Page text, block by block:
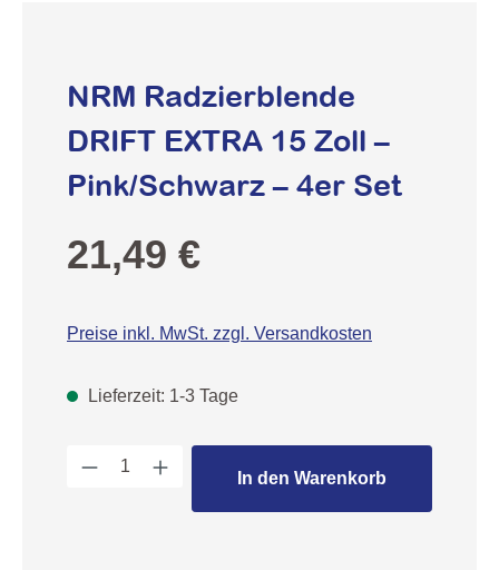
NRM Radzierblende
DRIFT EXTRA 15 Zoll –
Pink/Schwarz – 4er Set
Regulärer Preis:
21,49 €
Preise inkl. MwSt. zzgl. Versandkosten
Lieferzeit: 1-3 Tage
Produkt Anzahl: Gib den
In den Warenkorb